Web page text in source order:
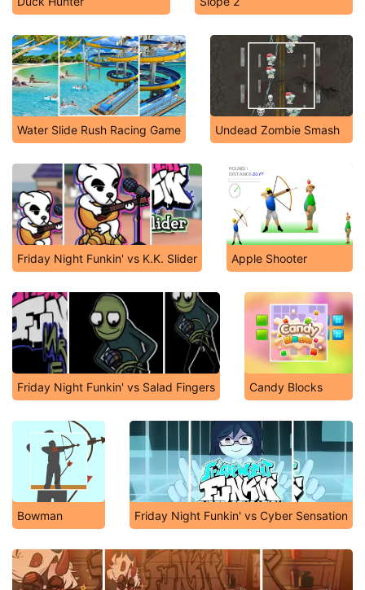
Water Slide Rush Racing Game Undead Zombie Smash
Friday Night Funkin' vs K.K. Slider Apple Shooter
Friday Night Funkin' vs Salad Fingers Candy Blocks
Bowman Friday Night Funkin' vs Cyber Sensation